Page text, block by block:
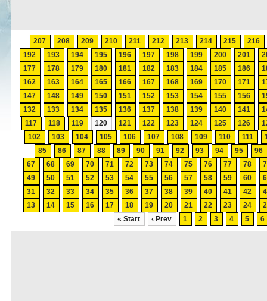
216
215
214
213
212
211
210
209
208
207
201
200
199
198
197
196
195
194
193
192
186
185
184
183
182
181
180
179
178
177
171
170
169
168
167
166
165
164
163
162
156
155
154
153
152
151
150
149
148
147
141
140
139
138
137
136
135
134
133
132
126
125
124
123
122
121
120
119
118
117
111
110
109
108
107
106
105
104
103
102
96
95
94
93
92
91
90
89
88
87
86
85
78
77
76
75
74
73
72
71
70
69
68
67
60
59
58
57
56
55
54
53
52
51
50
49
42
41
40
39
38
37
36
35
34
33
32
31
24
23
22
21
20
19
18
17
16
15
14
13
6
5
4
3
2
1
‹ Prev
« Start